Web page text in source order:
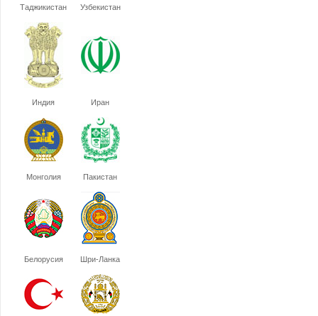
Таджикистан Узбекистан
Индия Иран
Монголия Пакистан
Белорусия Шри-Ланка